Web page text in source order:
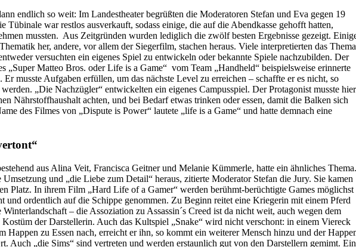
endlich so weit: Im Landestheater begrüßten die Moderatoren Stefan und Eva gegen 19
Tübinale war restlos ausverkauft, sodass einige, die auf die Abendkasse gehofft hatten,
mussten. Aus Zeitgründen wurden lediglich die zwölf besten Ergebnisse gezeigt.
her, andere, vor allem der Siegerfilm, stachen heraus. Viele interpretierten das Thema
versuchten ein eigenes Spiel zu entwickeln oder bekannte Spiele nachzubilden. Der
„Super Matteo Bros. oder Life is a Game“ vom Team „Handheld“ beispielsweise erinnerte
Er musste Aufgaben erfüllen, um das nächste Level zu erreichen – schaffte er es nicht, so
„Die Nachzügler“ entwickelten ein eigenes Campusspiel. Der Protagonist musste hier
Nährstoffhaushalt achten, und bei Bedarf etwas trinken oder essen, damit die Balken sich
des Filmes von „Dispute is Power“ lautete „life is a Game“ und hatte demnach eine
aus Alina Veit, Francisca Geitner und Melanie Kümmerle, hatte ein ähnliches Thema.
Umsetzung und „die Liebe zum Detail“ heraus, zitierte Moderator Stefan die Jury. Sie kamen
Platz. In ihrem Film „Hard Life of a Gamer“ werden berühmt-berüchtigte Games möglichst
und ordentlich auf die Schippe genommen. Zu Beginn reitet eine Kriegerin mit einem Pferd
– die Assoziation zu Assassin´s Creed ist da nicht weit, auch wegen dem
Kostüm der Darstellerin. Auch das Kultspiel „Snake“ wird nicht verschont: in einem Viereck
Happen zu Essen nach, erreicht er ihn, so kommt ein weiterer Mensch hinzu und der
Auch „die Sims“ sind vertreten und werden erstaunlich gut von den Darstellern gemimt. Ein